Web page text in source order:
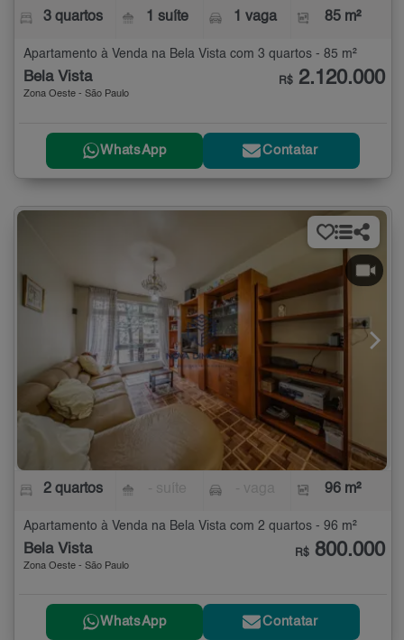
3 quartos 1 suíte 1 vaga 85 m²
Apartamento à Venda na Bela Vista com 3 quartos - 85 m²
Bela Vista
Zona Oeste - São Paulo
R$ 2.120.000
WhatsApp Contatar
2 quartos 96 m²
Apartamento à Venda na Bela Vista com 2 quartos - 96 m²
Bela Vista
Zona Oeste - São Paulo
R$ 800.000
WhatsApp Contatar